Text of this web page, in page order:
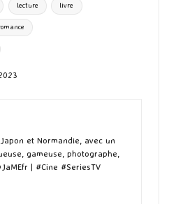
r
lecture livre
et Normandie, avec un
gameuse, photographe,
| #Cine #SeriesTV